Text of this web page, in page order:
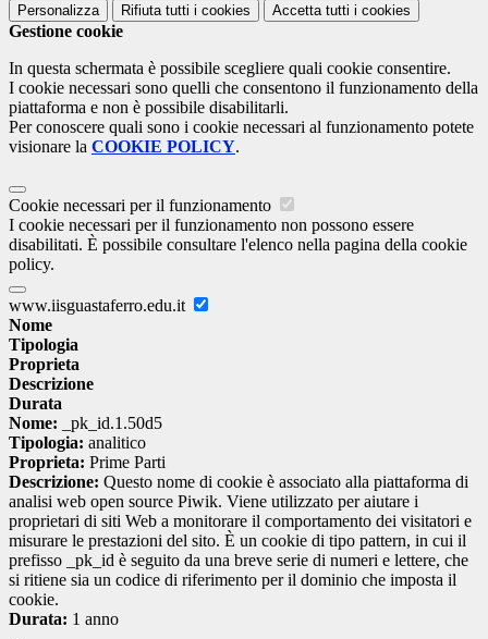
Personalizza Rifiuta tutti i cookies Accetta tutti i cookies
Gestione cookie
In questa schermata è possibile scegliere quali cookie consentire.
I cookie necessari sono quelli che consentono il funzionamento della
piattaforma e non è possibile disabilitarli.
Per conoscere quali sono i cookie necessari al funzionamento potete
visionare la COOKIE POLICY.
Cookie necessari per il funzionamento
I cookie necessari per il funzionamento non possono essere
disabilitati. È possibile consultare l'elenco nella pagina della cookie
policy.
www.iisguastaferro.edu.it
Nome
Tipologia
Proprieta
Descrizione
Durata
Nome: _pk_id.1.50d5
Tipologia: analitico
Proprieta: Prime Parti
Descrizione: Questo nome di cookie è associato alla piattaforma di
analisi web open source Piwik. Viene utilizzato per aiutare i
proprietari di siti Web a monitorare il comportamento dei visitatori e
misurare le prestazioni del sito. È un cookie di tipo pattern, in cui il
prefisso _pk_id è seguito da una breve serie di numeri e lettere, che
si ritiene sia un codice di riferimento per il dominio che imposta il
cookie.
Durata: 1 anno